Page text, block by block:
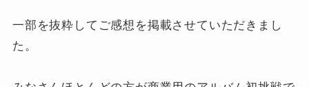
一部を抜粋してご感想を掲載させていただきまし
た。